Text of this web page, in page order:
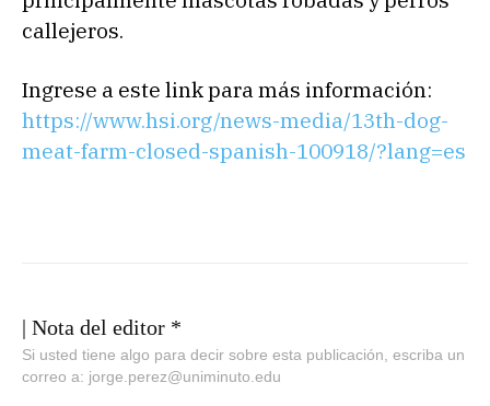
callejeros.
Ingrese a este link para más información:
https://www.hsi.org/news-media/13th-dog-
meat-farm-closed-spanish-100918/?lang=es
| Nota del editor *
Si usted tiene algo para decir sobre esta publicación, escriba un
correo a: jorge.perez@uniminuto.edu